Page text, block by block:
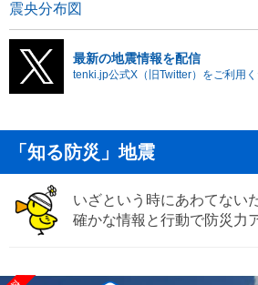
震央分布図
最新の地震情報を配信
tenki.jp公式X（旧Twitter）をご利用く
「知る防災」地震
いざという時にあわてない
確かな情報と行動で防災力